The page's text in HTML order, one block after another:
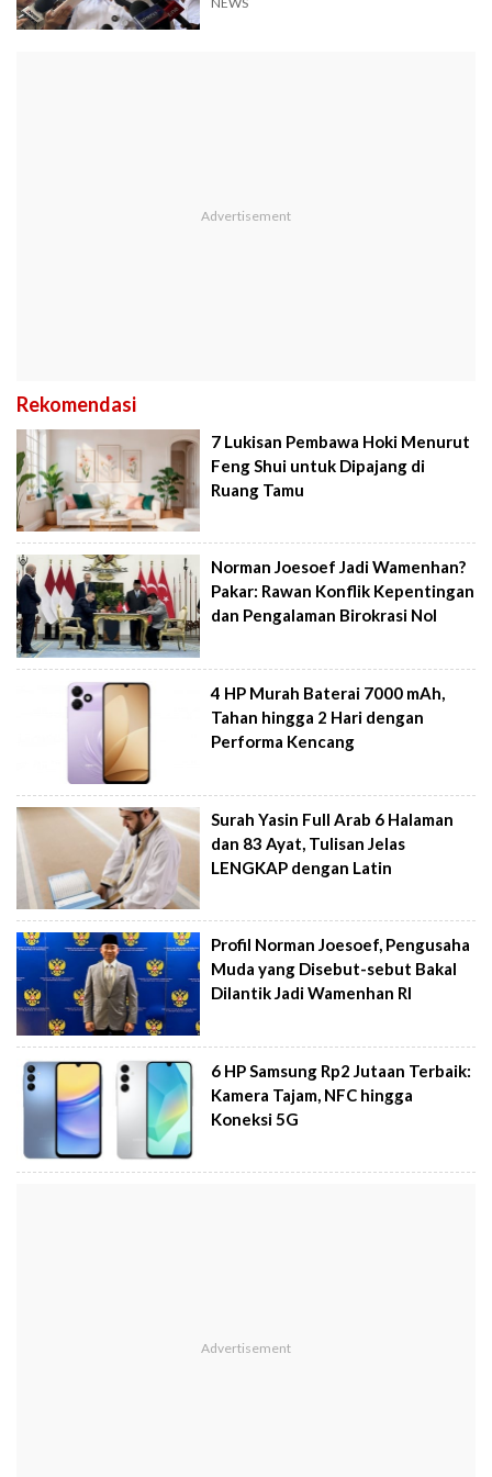
Rekomendasi
7 Lukisan Pembawa Hoki Menurut
Feng Shui untuk Dipajang di
Ruang Tamu
Norman Joesoef Jadi Wamenhan?
Pakar: Rawan Konflik Kepentingan
dan Pengalaman Birokrasi Nol
4 HP Murah Baterai 7000 mAh,
Tahan hingga 2 Hari dengan
Performa Kencang
Surah Yasin Full Arab 6 Halaman
dan 83 Ayat, Tulisan Jelas
LENGKAP dengan Latin
Profil Norman Joesoef, Pengusaha
Muda yang Disebut-sebut Bakal
Dilantik Jadi Wamenhan RI
6 HP Samsung Rp2 Jutaan Terbaik:
Kamera Tajam, NFC hingga
Koneksi 5G